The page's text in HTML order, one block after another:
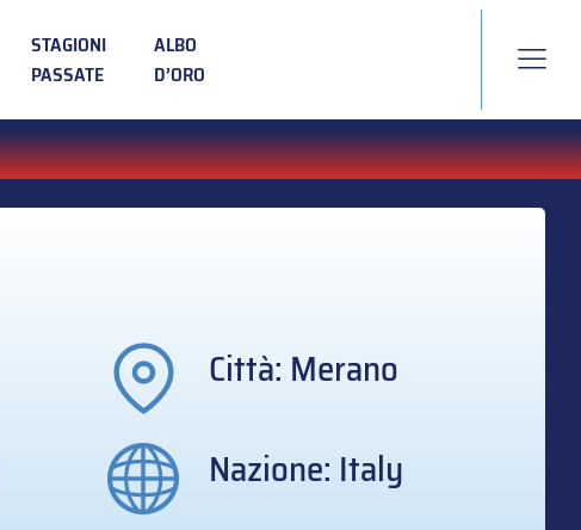
STAGIONI
PASSATE
ALBO
D’ORO
Città: Merano
Nazione: Italy